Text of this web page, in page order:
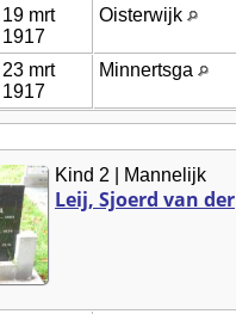
19 mrt
1917
Oisterwijk
23 mrt
1917
Minnertsga
Kind 2 | Mannelijk
Leij, Sjoerd van der